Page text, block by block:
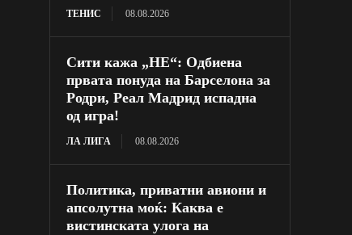
ТЕНИС 08.08.2026
Сити кажа „НЕ“: Одбиена
првата понуда на Барселона за
Родри, Реал Мадрид испадна
од игра!
ЛА ЛИГА 08.08.2026
Политика, приватни авиони и
апсолутна моќ: Каква е
вистинската улога на